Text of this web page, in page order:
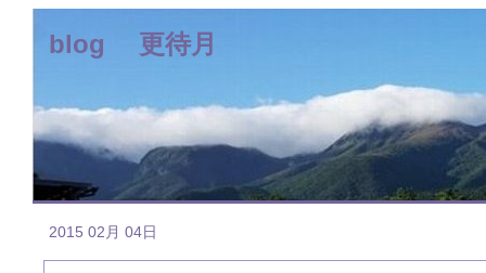
blog 更待月
2015 02月 04日